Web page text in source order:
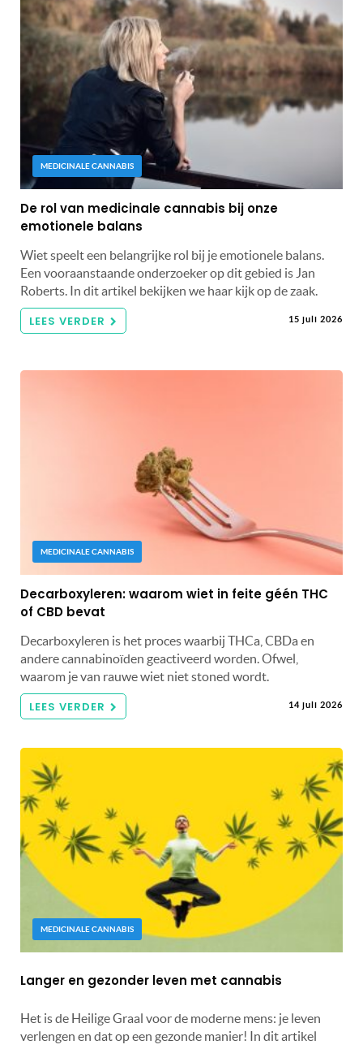
MEDICINALE CANNABIS
De rol van medicinale cannabis bij onze
emotionele balans
Wiet speelt een belangrijke rol bij je emotionele balans.
Een vooraanstaande onderzoeker op dit gebied is Jan
Roberts. In dit artikel bekijken we haar kijk op de zaak.
LEES VERDER 15 juli 2026
MEDICINALE CANNABIS
Decarboxyleren: waarom wiet in feite géén THC
of CBD bevat
Decarboxyleren is het proces waarbij THCa, CBDa en
andere cannabinoïden geactiveerd worden. Ofwel,
waarom je van rauwe wiet niet stoned wordt.
LEES VERDER 14 juli 2026
MEDICINALE CANNABIS
Langer en gezonder leven met cannabis
Het is de Heilige Graal voor de moderne mens: je leven
verlengen en dat op een gezonde manier! In dit artikel